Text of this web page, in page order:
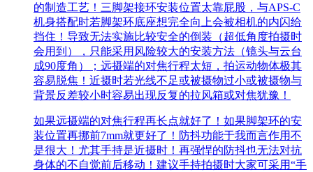
的制造工艺！三脚架接环安装位置太靠屁股，与APS-C
机身搭配时若脚架环底座想完全向上会被相机的内闪给
挡住！导致无法实施比较安全的倒装（超低角度拍摄时
会用到），只能采用风险较大的安装方法（镜头与云台
成90度角）；远摄端的对焦行程太短，拍运动物体极其
容易脱焦！近摄时若光线不足或被摄物过小或被摄物与
背景反差较小时容易出现反复的拉风箱或对焦犹豫！
如果远摄端的对焦行程再长点就好了！如果脚架环的安
装位置再挪前7mm就更好了！防抖功能于我而言作用不
是很大！尤其手持是近摄时！再强悍的防抖也无法对抗
身体的不自觉前后移动！建议手持拍摄时大家可采用“手